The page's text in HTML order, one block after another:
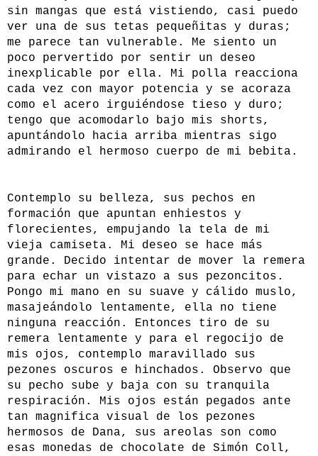
sin mangas que está vistiendo, casi puedo
ver una de sus tetas pequeñitas y duras;
me parece tan vulnerable. Me siento un
poco pervertido por sentir un deseo
inexplicable por ella. Mi polla reacciona
cada vez con mayor potencia y se acoraza
como el acero irguiéndose tieso y duro;
tengo que acomodarlo bajo mis shorts,
apuntándolo hacia arriba mientras sigo
admirando el hermoso cuerpo de mi bebita.
Contemplo su belleza, sus pechos en
formación que apuntan enhiestos y
florecientes, empujando la tela de mi
vieja camiseta. Mi deseo se hace más
grande. Decido intentar de mover la remera
para echar un vistazo a sus pezoncitos.
Pongo mi mano en su suave y cálido muslo,
masajeándolo lentamente, ella no tiene
ninguna reacción. Entonces tiro de su
remera lentamente y para el regocijo de
mis ojos, contemplo maravillado sus
pezones oscuros e hinchados. Observo que
su pecho sube y baja con su tranquila
respiración. Mis ojos están pegados ante
tan magnifica visual de los pezones
hermosos de Dana, sus areolas son como
esas monedas de chocolate de Simón Coll,